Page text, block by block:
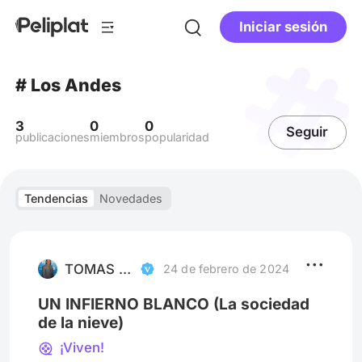
Iniciar sesión
# Los Andes
3
publicaciones
0
miembros
0
popularidad Seguir
Tendencias Novedades
TOMAS STIEGWARDT 24 de febrero de 2024
UN INFIERNO BLANCO (La sociedad
de la nieve)
¡Viven!